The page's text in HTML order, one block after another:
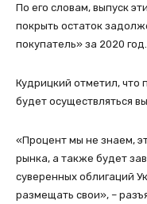
По его словам, выпуск
покрыть остаток
покупатель» за 2020 год.
Кудрицкий отметил, что
будет осуществляться
«Процент мы не знаем,
рынка, а также будет
суверенных облигаций
размещать свои», –